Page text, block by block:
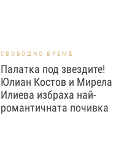
СВОБОДНО ВРЕМЕ
Палатка под звездите!
Юлиан Костов и Мирела
Илиева избраха най-
романтичната почивка